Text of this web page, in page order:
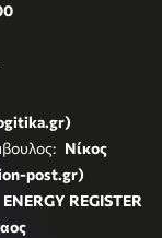
Νίκος
post.gr)
ENERGY REGISTER